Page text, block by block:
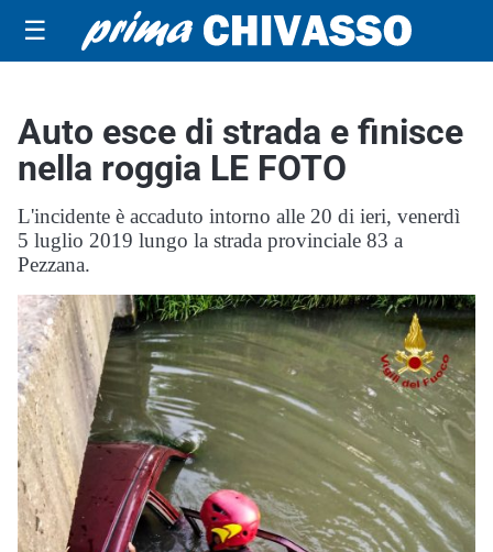
☰
Auto esce di strada e finisce
nella roggia LE FOTO
L'incidente è accaduto intorno alle 20 di ieri, venerdì
5 luglio 2019 lungo la strada provinciale 83 a
Pezzana.